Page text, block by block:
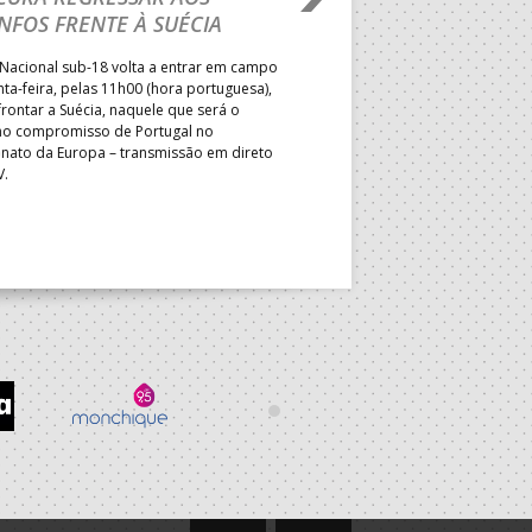
FRENTE À SUÉCIA
sub-18 volta a entrar em campo
feira, pelas 11h00 (hora portuguesa),
a Suécia, naquele que será o
compromisso de Portugal no
da Europa – transmissão em direto
ADVERSÁRIO DA
ELIMINAR DA
Depois do primeiro lugar na
President’s Cup, Portugal
Brasil, esta quinta-feira, no
Jogos de Apuramento entre o
Campeonato do Mundo sub-